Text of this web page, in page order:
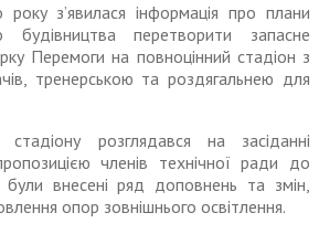
року з’явилася інформація про плани
будівництва перетворити запасне
Перемоги на повноцінний стадіон з
тренерською та роздягальнею для
розглядався на засіданні
членів технічної ради до
були внесені ряд доповнень та змін,
опор зовнішнього освітлення.